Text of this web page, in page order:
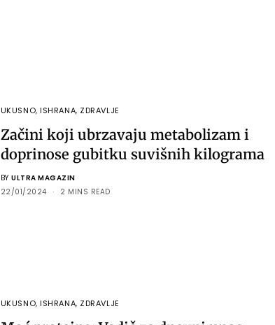
UKUSNO,ISHRANA, ZDRAVLJE
Začini koji ubrzavaju metabolizam i
doprinose gubitku suvišnih kilograma
BY ULTRA MAGAZIN
22/01/2024
2 MINS READ
UKUSNO,ISHRANA, ZDRAVLJE